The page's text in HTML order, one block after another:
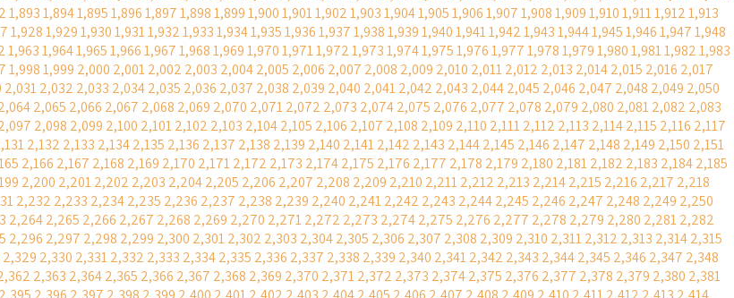
1,8931,8941,8951,8961,8971,8981,8991,9001,9011,9021,9031,9041,9051,9061,9071,9081,9091,9101,9111,9121,913
1,9281,9291,9301,9311,9321,9331,9341,9351,9361,9371,9381,9391,9401,9411,9421,9431,9441,9451,9461,9471,948
1,9631,9641,9651,9661,9671,9681,9691,9701,9711,9721,9731,9741,9751,9761,9771,9781,9791,9801,9811,9821,983
1,9981,999 2,000 2,0012,002 2,003 2,0042,005 2,006 2,007 2,008 2,009 2,010 2,0112,012 2,013 2,0142,015 2,016 2,017
2,0312,032 2,033 2,0342,035 2,036 2,037 2,038 2,039 2,040 2,0412,042 2,043 2,0442,045 2,046 2,047 2,048 2,049 2,050
2,065 2,066 2,067 2,068 2,069 2,070 2,0712,072 2,073 2,0742,075 2,076 2,077 2,078 2,079 2,080 2,0812,082 2,083
2,098 2,099 2,100 2,1012,102 2,103 2,1042,105 2,106 2,107 2,108 2,109 2,110 2,1112,112 2,113 2,1142,115 2,116 2,117
2,132 2,133 2,1342,135 2,136 2,137 2,138 2,139 2,140 2,1412,142 2,143 2,1442,145 2,146 2,147 2,148 2,149 2,150 2,151
2,166 2,167 2,168 2,169 2,170 2,1712,172 2,173 2,1742,175 2,176 2,177 2,178 2,179 2,180 2,1812,182 2,183 2,1842,185
2,200 2,2012,202 2,203 2,2042,205 2,206 2,207 2,208 2,209 2,210 2,2112,212 2,213 2,2142,215 2,216 2,217 2,218
2,232 2,233 2,2342,235 2,236 2,237 2,238 2,239 2,240 2,2412,242 2,243 2,2442,245 2,246 2,247 2,248 2,249 2,250
2,2642,265 2,266 2,267 2,268 2,269 2,270 2,2712,272 2,273 2,2742,275 2,276 2,277 2,278 2,279 2,280 2,2812,282
2,296 2,297 2,298 2,299 2,300 2,3012,302 2,303 2,3042,305 2,306 2,307 2,308 2,309 2,310 2,3112,312 2,313 2,3142,315
2,329 2,330 2,3312,332 2,333 2,3342,335 2,336 2,337 2,338 2,339 2,340 2,3412,342 2,343 2,3442,345 2,346 2,347 2,348
2,363 2,3642,365 2,366 2,367 2,368 2,369 2,370 2,3712,372 2,373 2,3742,375 2,376 2,377 2,378 2,379 2,380 2,381